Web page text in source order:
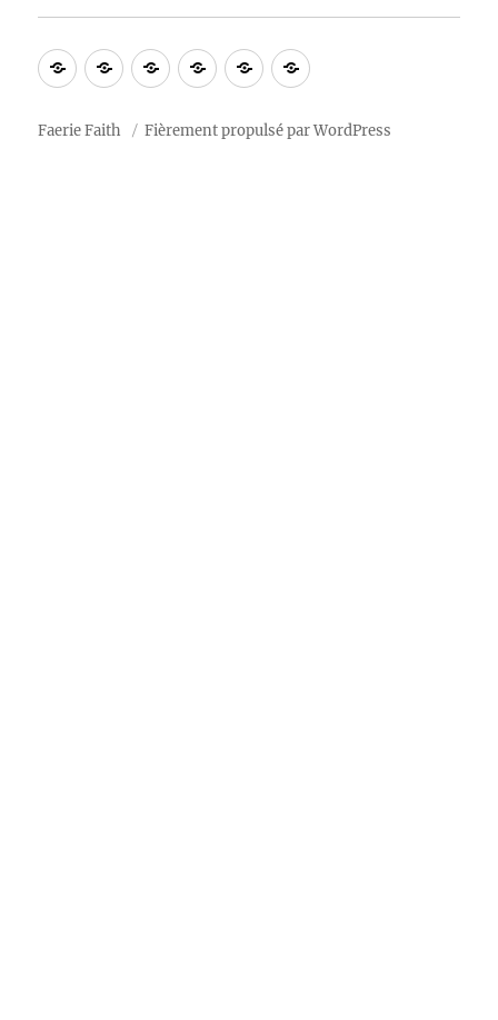
À
propos
Blog Section
privée
Calendrier
2026
Ressources
Notre
Faerie Faith Fièrement propulsé par WordPress